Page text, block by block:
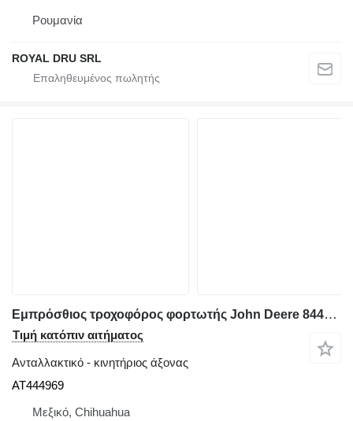
Ρουμανία
ROYAL DRU SRL
Εμπρόσθιος τροχοφόρος φορτωτής John Deere 844K για κινητήριος άξονας John Deere AT444969
Τιμή κατόπιν αιτήματος
Ανταλλακτικό - κινητήριος άξονας
AT444969
Μεξικό, Chihuahua